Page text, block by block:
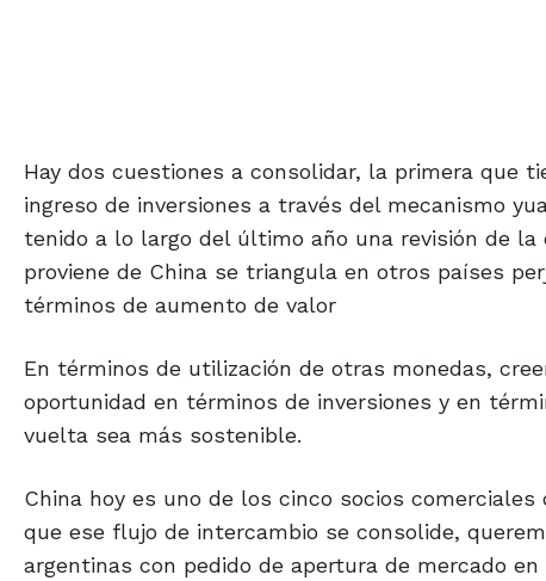
Hay dos cuestiones a consolidar, la primera que
ingreso de inversiones a través del mecanismo
tenido a lo largo del último año una revisión de
proviene de China se triangula en otros países
términos de aumento de valor
En términos de utilización de otras monedas,
oportunidad en términos de inversiones y en
vuelta sea más sostenible.
China hoy es uno de los cinco socios
que ese flujo de intercambio se consolide,
argentinas con pedido de apertura de mercado